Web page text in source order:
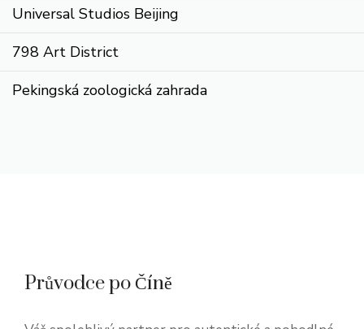
Universal Studios Beijing
798 Art District
Pekingská zoologická zahrada
Průvodce po Číně